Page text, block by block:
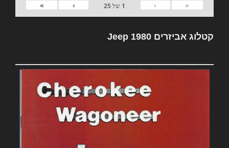
«
‹
1 של25
›
»
קטלוג אביזרים Jeep 1980